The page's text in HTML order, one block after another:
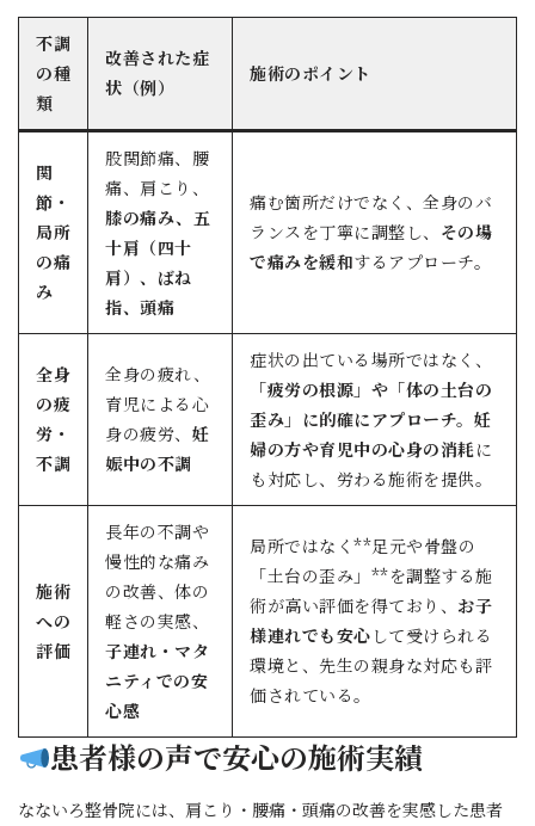
不調
の種
類
改善された症
状（例）
施術のポイント
関
節・
局所
の痛
み
股関節痛、腰
痛、肩こり、
膝の痛み、五
十肩（四十
肩）、ばね
指、頭痛
痛む箇所だけでなく、全身のバ
ランスを丁寧に調整し、 その場
で痛みを緩和するアプローチ。
全身
の疲
労・
不調
全身の疲れ、
育児による心
身の疲労、 妊
娠中の不調
症状の出ている場所ではなく、
「疲労の根源」や「体の土台の
歪み」に的確にアプローチ。妊
婦の方や育児中の心身の消耗に
も対応し、労わる施術を提供。
施術
への
評価
長年の不調や
慢性的な痛み
の改善、体の
軽さの実感、
子連れ・マタ
ニティでの安
心感
局所ではなく**足元や骨盤の
「土台の歪み」**を調整する施
術が高い評価を得ており、 お子
様連れでも安心 して受けられる
環境と、先生の親身な対応も評
価されている。
患者様の声で安心の施術実績
なないろ整骨院には、肩こり・腰痛・頭痛の改善を実感した患者